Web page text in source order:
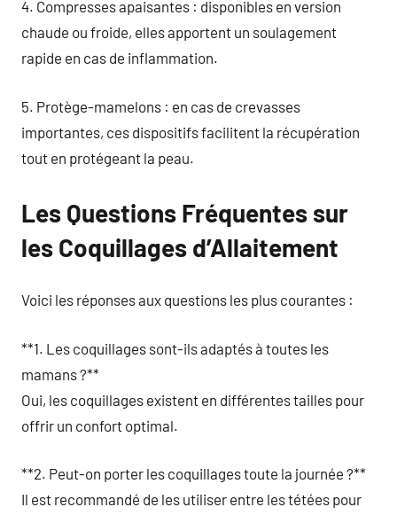
4. Compresses apaisantes : disponibles en version
chaude ou froide, elles apportent un soulagement
rapide en cas de inflammation.
5. Protège-mamelons : en cas de crevasses
importantes, ces dispositifs facilitent la récupération
tout en protégeant la peau.
Les Questions Fréquentes sur
les Coquillages d’Allaitement
Voici les réponses aux questions les plus courantes :
**1. Les coquillages sont-ils adaptés à toutes les
mamans ?**
Oui, les coquillages existent en différentes tailles pour
offrir un confort optimal.
**2. Peut-on porter les coquillages toute la journée ?**
Il est recommandé de les utiliser entre les tétées pour